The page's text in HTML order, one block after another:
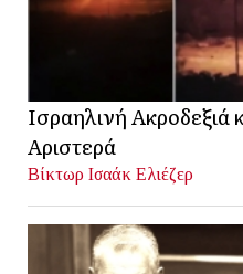
Ισραηλινή Ακροδεξιά
Αριστερά
Βίκτωρ Ισαάκ Ελιέζερ